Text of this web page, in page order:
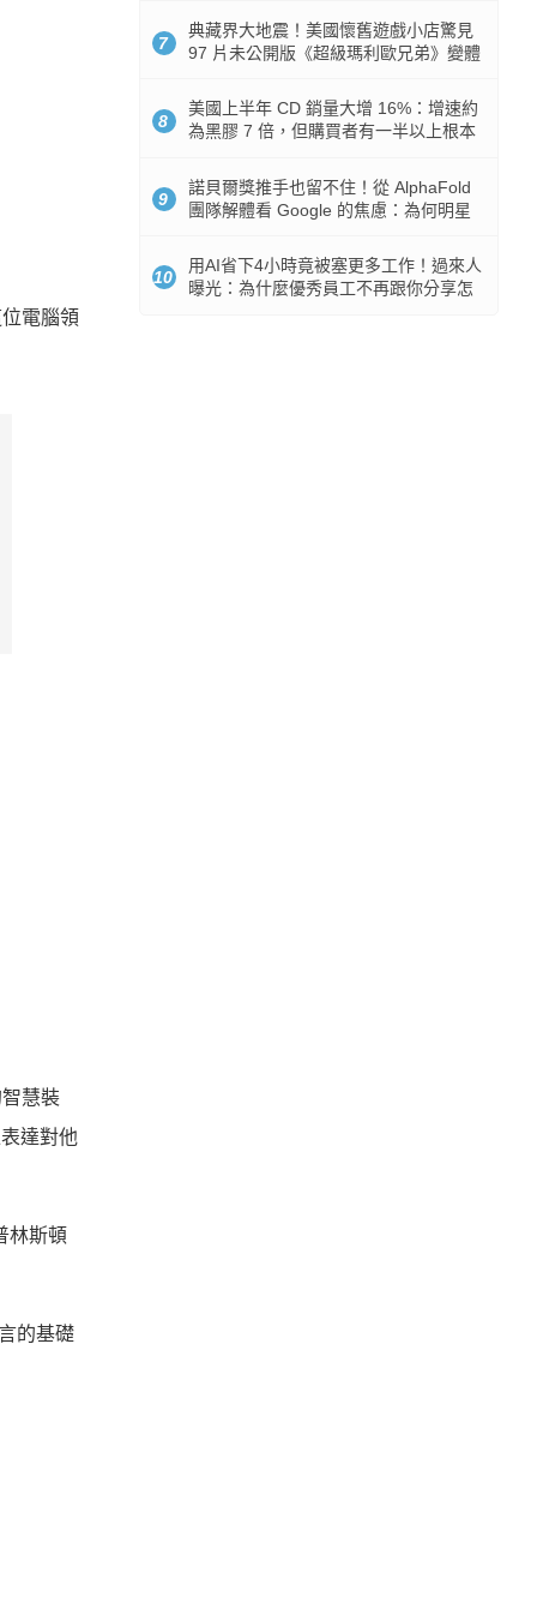
電腦領
慧裝
達對他
林斯頓
的基礎
7
典藏界大地震！美國懷舊遊戲小店驚見
97 片未公開版《超級瑪利歐兄弟》變體
8
美國上半年 CD 銷量大增 16%：增速約
為黑膠 7 倍，但購買者有一半以上根本
9
諾貝爾獎推手也留不住！從 AlphaFold
團隊解體看 Google 的焦慮：為何明星
10
用AI省下4小時竟被塞更多工作！過來人
曝光：為什麼優秀員工不再跟你分享怎